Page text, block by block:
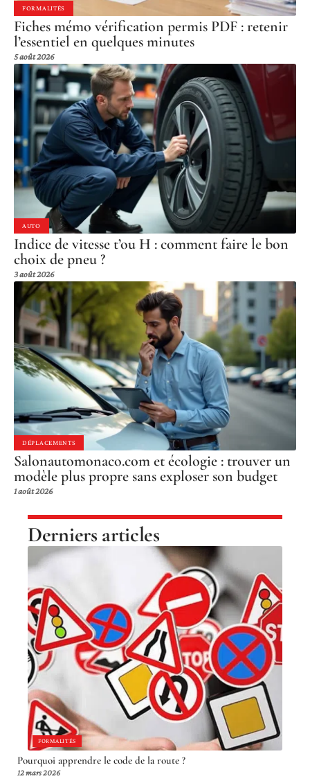
FORMALITÉS
Fiches mémo vérification permis PDF : retenir
l’essentiel en quelques minutes
5 août 2026
AUTO
Indice de vitesse t’ou H : comment faire le bon
choix de pneu ?
3 août 2026
DÉPLACEMENTS
Salonautomonaco.com et écologie : trouver un
modèle plus propre sans exploser son budget
1 août 2026
Derniers articles
FORMALITÉS
Pourquoi apprendre le code de la route ?
12 mars 2026